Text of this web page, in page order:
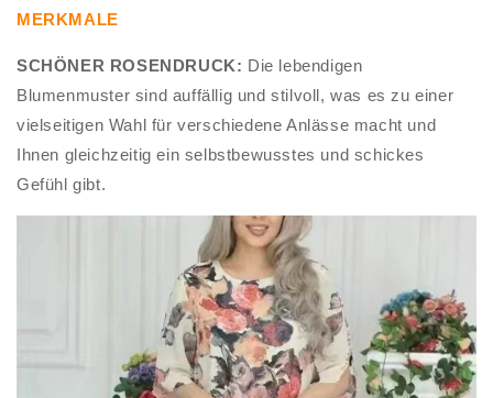
MERKMALE
SCHÖNER ROSENDRUCK: Die lebendigen
Blumenmuster sind auffällig und stilvoll, was es zu einer
vielseitigen Wahl für verschiedene Anlässe macht und
Ihnen gleichzeitig ein selbstbewusstes und schickes
Gefühl gibt.